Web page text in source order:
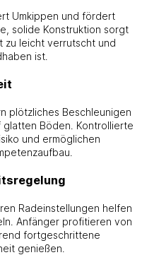
Umkippen und fördert
solide Konstruktion sorgt
zu leicht verrutscht und
ist.
plötzliches Beschleunigen
Böden. Kontrollierte
und ermöglichen
Radeinstellungen helfen
Anfänger profitieren von
fortgeschrittene
genießen.